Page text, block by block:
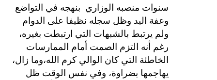
سنوات منصبه الوزاري بنهجه في التواضع
وعفة اليد وظل سجله نظيفا على الدوام
ولم يرتبط بالشبهات التي ارتبطت بغيره،
رغم أنه التزم الصمت أمام الممارسات
الخاطئة التي كان الوالي كرم الله،وما زال،
يهاجمها بضراوة، وفي نفس الوقت ظل